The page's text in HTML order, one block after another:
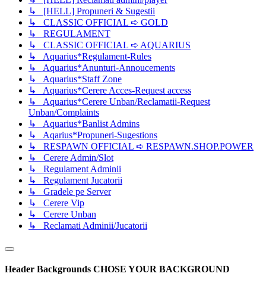
↳ [HELL] Propuneri & Sugestii
↳ CLASSIC OFFICIAL ➪ GOLD
↳ REGULAMENT
↳ CLASSIC OFFICIAL ➪ AQUARIUS
↳ Aquarius*Regulament-Rules
↳ Aquarius*Anunturi-Annoucements
↳ Aquarius*Staff Zone
↳ Aquarius*Cerere Acces-Request access
↳ Aquarius*Cerere Unban/Reclamatii-Request
Unban/Complaints
↳ Aquarius*Banlist Admins
↳ Aqarius*Propuneri-Sugestions
↳ RESPAWN OFFICIAL ➪ RESPAWN.SHOP.POWER
↳ Cerere Admin/Slot
↳ Regulament Adminii
↳ Regulament Jucatorii
↳ Gradele pe Server
↳ Cerere Vip
↳ Cerere Unban
↳ Reclamati Adminii/Jucatorii
Header Backgrounds CHOSE YOUR BACKGROUND